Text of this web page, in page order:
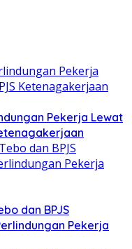
Pekerja Lewat
dan BPJS
Pekerja